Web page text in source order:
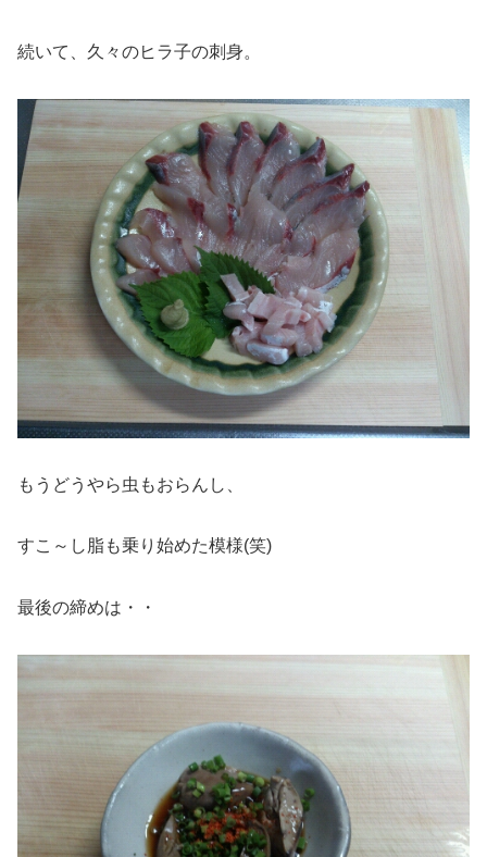
続いて、久々のヒラ子の刺身。
もうどうやら虫もおらんし、
すこ～し脂も乗り始めた模様(笑)
最後の締めは・・